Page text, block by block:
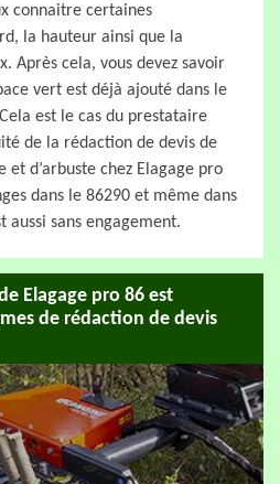
connaitre certaines
la hauteur ainsi que la
Après cela, vous devez savoir
vert est déjà ajouté dans le
est le cas du prestataire
de la rédaction de devis de
d’arbuste chez Elagage pro
dans le 86290 et même dans
aussi sans engagement.
Elagage pro 86 est
de rédaction de devis